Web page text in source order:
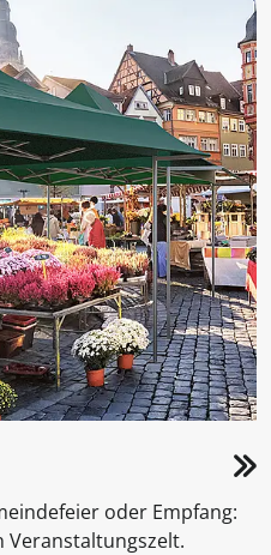
oder Empfang:
Veranstaltungszelt.